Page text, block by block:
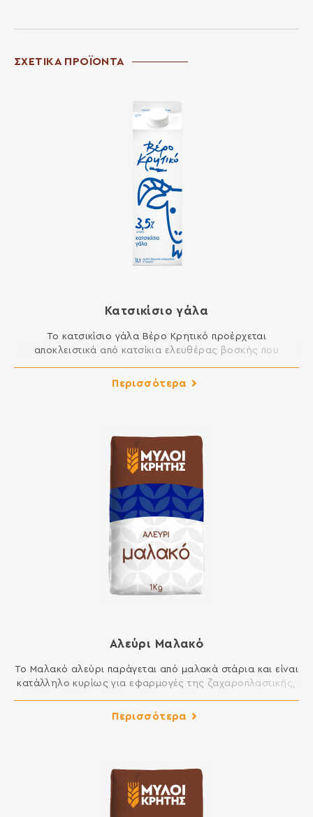
ΣΧΕΤΙΚΑ ΠΡΟΪΟΝΤΑ
Κατσικίσιο γάλα
Το κατσικίσιο γάλα Βέρο Κρητικό προέρχεται
αποκλειστικά από κατσίκια ελευθέρας βοσκής που
οικοσύστημα του νησιού με πλούσια χλωρίδα, αρωματικά
Περισσότερα
Αλεύρι Μαλακό
Το Μαλακό αλεύρι παράγεται από μαλακά στάρια και είναι
κατάλληλο κυρίως για εφαρμογές της ζαχαροπλαστικής,
για πολλά γλυκά, όπως κέικ, μελομακάρονα,
κουραμπιέδες, κουλουράκια, μπισκότα, καθώς και για
περιέχει ίχνη γάλακτος, αυγού, […]
Περισσότερα